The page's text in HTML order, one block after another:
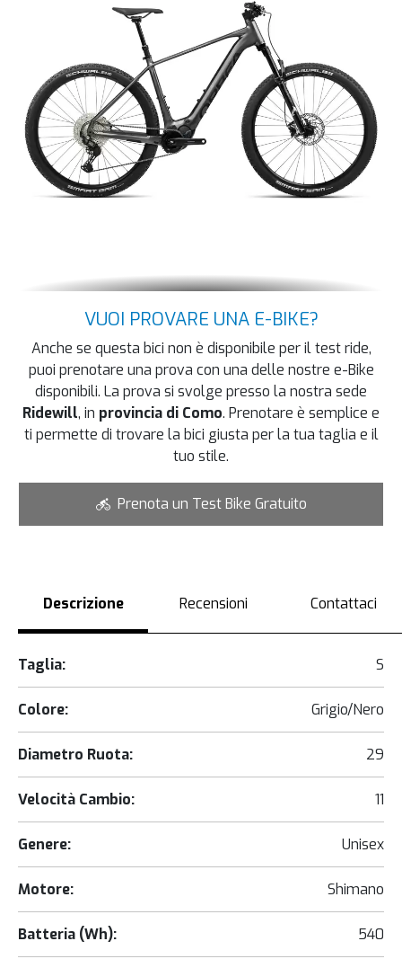
VUOI PROVARE UNA E-BIKE?
Anche se questa bici non è disponibile per il test ride,
puoi prenotare una prova con una delle nostre e-Bike
disponibili. La prova si svolge presso la nostra sede
Ridewill, in provincia di Como. Prenotare è semplice e
ti permette di trovare la bici giusta per la tua taglia e il
tuo stile.
Prenota un Test Bike Gratuito
Descrizione Recensioni Contattaci
Taglia: S
Colore: Grigio/Nero
Diametro Ruota: 29
Velocità Cambio: 11
Genere: Unisex
Motore: Shimano
Batteria (Wh): 540